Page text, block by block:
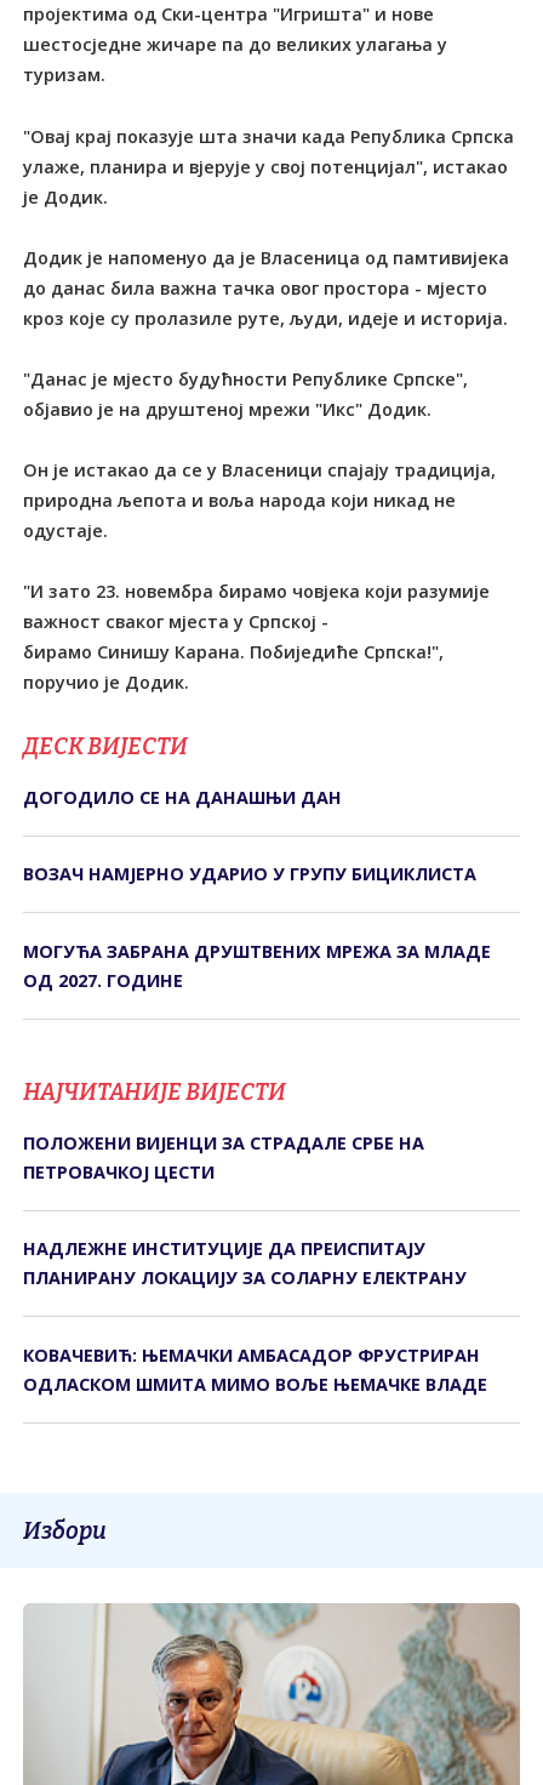
пројектима од Ски-центра "Игришта" и нове
шестосједне жичаре па до великих улагања у
туризам.
"Овај крај показује шта значи када Република Српска
улаже, планира и вјерује у свој потенцијал", истакао
је Додик.
Додик је напоменуо да је Власеница од памтивијека
до данас била важна тачка овог простора - мјесто
кроз које су пролазиле руте, људи, идеје и историја.
"Данас је мјесто будућности Републике Српске",
објавио је на друштеној мрежи "Икс" Додик.
Он је истакао да се у Власеници спајају традиција,
природна љепота и воља народа који никад не
одустаје.
"И зато 23. новембра бирамо човјека који разумије
важност сваког мјеста у Српској -
бирамо Синишу Карана. Побиједиће Српска!",
поручио је Додик.
ДЕСК ВИЈЕСТИ
ДОГОДИЛО СЕ НА ДАНАШЊИ ДАН
ВОЗАЧ НАМЈЕРНО УДАРИО У ГРУПУ БИЦИКЛИСТА
МОГУЋА ЗАБРАНА ДРУШТВЕНИХ МРЕЖА ЗА МЛАДЕ
ОД 2027. ГОДИНЕ
НАЈЧИТАНИЈЕ ВИЈЕСТИ
ПОЛОЖЕНИ ВИЈЕНЦИ ЗА СТРАДАЛЕ СРБЕ НА
ПЕТРОВАЧКОЈ ЦЕСТИ
НАДЛЕЖНЕ ИНСТИТУЦИЈЕ ДА ПРЕИСПИТАЈУ
ПЛАНИРАНУ ЛОКАЦИЈУ ЗА СОЛАРНУ ЕЛЕКТРАНУ
КОВАЧЕВИЋ: ЊЕМАЧКИ АМБАСАДОР ФРУСТРИРАН
ОДЛАСКОМ ШМИТА МИМО ВОЉЕ ЊЕМАЧКЕ ВЛАДЕ
Избори